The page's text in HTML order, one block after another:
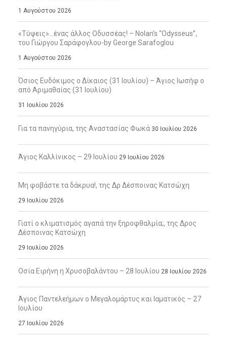
1 Αυγούστου 2026
«Τύψεις»…ένας άλλος Οδυσσέας! – Nolan’s “Odysseus”,
του Γιώργου Σαράφογλου-by George Sarafoglou
1 Αυγούστου 2026
Όσιος Ευδόκιμος ο Δίκαιος (31 Ιουλίου) – Άγιος Ιωσήφ ο
από Αριμαθαίας (31 Ιουλίου)
31 Ιουλίου 2026
Για τα πανηγύρια, της Αναστασίας Φωκά 30 Ιουλίου 2026
Άγιος Καλλίνικος – 29 Ιουλίου 29 Ιουλίου 2026
Μη φοβάστε τα δάκρυα!, της Δρ Δέσποινας Κατσώχη
29 Ιουλίου 2026
Γιατί ο κλιματισμός αγαπά την ξηροφθαλμία;, της Δρος
Δέσποινας Κατσώχη
29 Ιουλίου 2026
Οσία Ειρήνη η Χρυσοβαλάντου – 28 Ιουλίου 28 Ιουλίου 2026
Άγιος Παντελεήμων ο Μεγαλομάρτυς και Ιαματικός – 27
Ιουλίου
27 Ιουλίου 2026